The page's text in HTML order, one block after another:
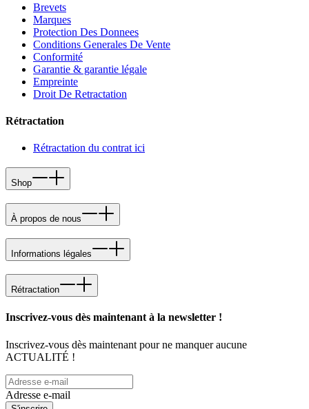
Brevets
Marques
Protection Des Donnees
Conditions Generales De Vente
Conformité
Garantie & garantie légale
Empreinte
Droit De Retractation
Rétractation
Rétractation du contrat ici
Shop
À propos de nous
Informations légales
Rétractation
Inscrivez-vous dès maintenant à la newsletter !
Inscrivez-vous dès maintenant pour ne manquer aucune
ACTUALITÉ !
Adresse e-mail